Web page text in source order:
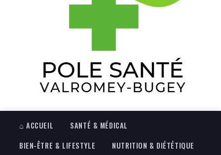
⌂ ACCUEIL
SANTÉ & MÉDICAL
BIEN-ÊTRE & LIFESTYLE
NUTRITION & DIÉTÉTIQUE